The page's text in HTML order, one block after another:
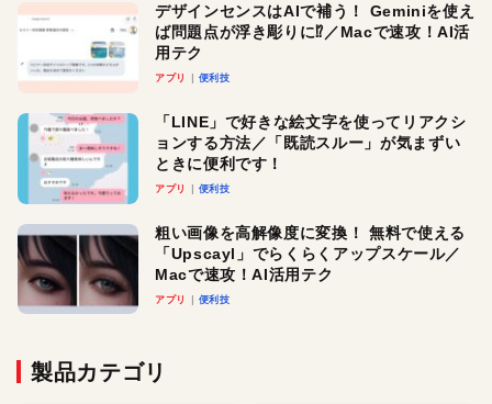
デザインセンスはAIで補う！ Geminiを使え
ば問題点が浮き彫りに⁉︎／Macで速攻！AI活
用テク
アプリ 便利技
「LINE」で好きな絵文字を使ってリアクシ
ョンする方法／「既読スルー」が気まずい
ときに便利です！
アプリ 便利技
粗い画像を高解像度に変換！ 無料で使える
「Upscayl」でらくらくアップスケール／
Macで速攻！AI活用テク
アプリ 便利技
製品カテゴリ